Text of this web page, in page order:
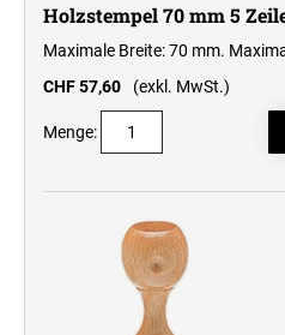
Holzstempel 70 mm 5
Maximale Breite: 70 mm.
CHF 57,60
(exkl. MwSt.)
Menge: